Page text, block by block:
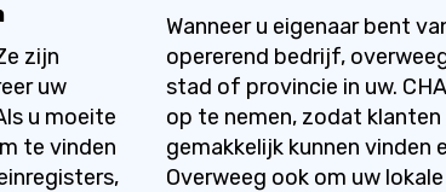
zijn
uw
u moeite
te vinden
Wanneer u eigenaar bent
opererend bedrijf,
stad of provincie in uw.
op te nemen, zodat klanten
gemakkelijk kunnen vinden
Overweeg ook om uw